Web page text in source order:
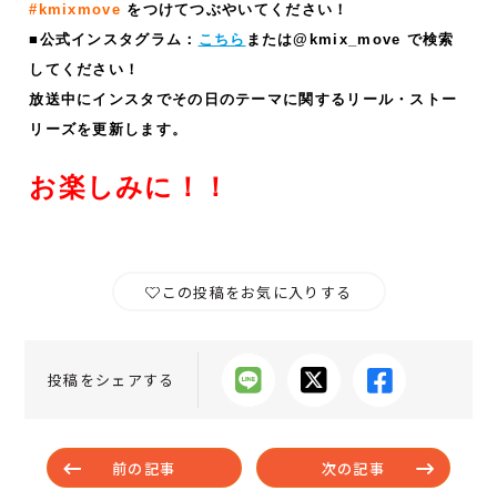
#kmixmove をつけてつぶやいてください！
■公式インスタグラム： こちら または@kmix_move で検索
してください！
放送中にインスタでその日のテーマに関するリール・ストー
リーズを更新します。
お楽しみに！！
この投稿をお気に入りする
投稿をシェアする
前の記事 次の記事